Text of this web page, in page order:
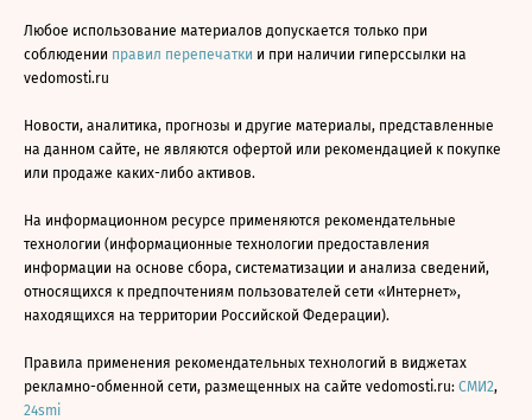
Любое использование материалов допускается только при
соблюдении правил перепечатки и при наличии гиперссылки на
vedomosti.ru
Новости, аналитика, прогнозы и другие материалы, представленные
на данном сайте, не являются офертой или рекомендацией к покупке
или продаже каких-либо активов.
На информационном ресурсе применяются рекомендательные
технологии (информационные технологии предоставления
информации на основе сбора, систематизации и анализа сведений,
относящихся к предпочтениям пользователей сети «Интернет»,
находящихся на территории Российской Федерации).
Правила применения рекомендательных технологий в виджетах
рекламно-обменной сети, размещенных на сайте vedomosti.ru: СМИ2,
24smi